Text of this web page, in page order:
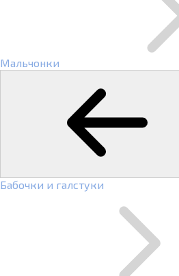
Мальчонки
Бабочки и галстуки